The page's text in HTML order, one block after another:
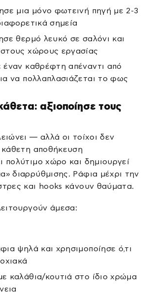
μια μόνο φωτεινή πηγή με 2-3
σημεία
θερμό λευκό σε σαλόνι και
χώρους εργασίας
έναν καθρέφτη απέναντι από
να πολλαπλασιάζεται το φως
αξιοποίησε τους
— αλλά οι τοίχοι δεν
αποθήκευση
πολύτιμο χώρο και δημιουργεί
διαρρύθμισης. Ράφια μέχρι την
και hooks κάνουν θαύματα.
άμεσα:
ψηλά και χρησιμοποίησε ό,τι
καλάθια/κουτιά στο ίδιο χρώμα